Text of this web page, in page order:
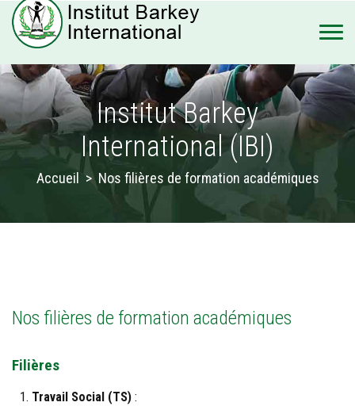
Institut Barkey
International (IBI)
Accueil > Nos filières de formation académiques
Nos filières de formation académiques
Filières
Travail Social (TS) :